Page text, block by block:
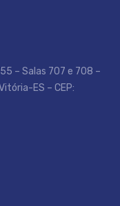
– Salas 707 e 708 –
ES – CEP: